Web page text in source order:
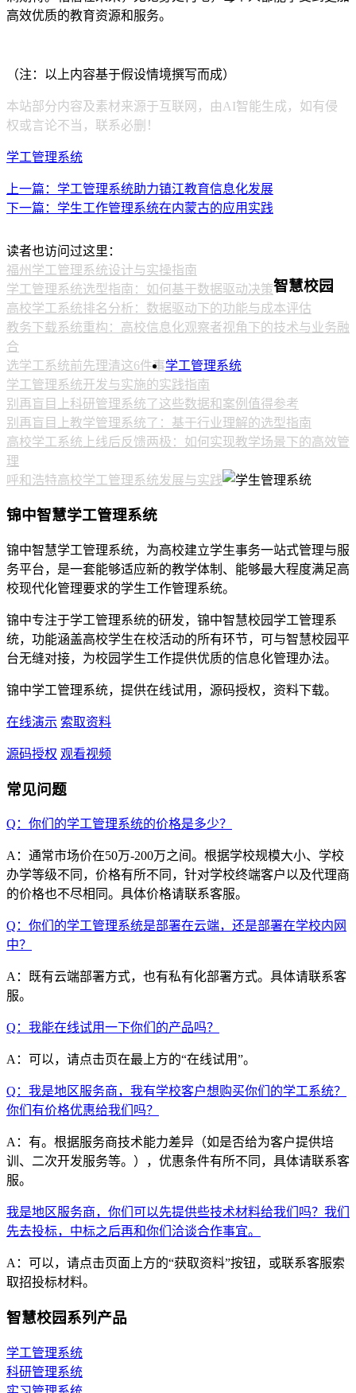
高效优质的教育资源和服务。
（注：以上内容基于假设情境撰写而成）
本站部分内容及素材来源于互联网，由AI智能生成，如有侵
权或言论不当，联系必删！
学工管理系统
上一篇：学工管理系统助力镇江教育信息化发展
下一篇：学生工作管理系统在内蒙古的应用实践
读者也访问过这里：
福州学工管理系统设计与实操指南
学工管理系统选型指南：如何基于数据驱动决策
高校学工系统排名分析：数据驱动下的功能与成本评估
教务下载系统重构：高校信息化观察者视角下的技术与业务融
合
选学工系统前先理清这6件事
学工管理系统开发与实施的实践指南
别再盲目上科研管理系统了这些数据和案例值得参考
别再盲目上教学管理系统了：基于行业理解的选型指南
高校学工系统上线后反馈两极：如何实现教学场景下的高效管
理
呼和浩特高校学工管理系统发展与实践
智慧校园
学工管理系统
锦中智慧学工管理系统
锦中智慧学工管理系统，为高校建立学生事务一站式管理与服
务平台，是一套能够适应新的教学体制、能够最大程度满足高
校现代化管理要求的学生工作管理系统。
锦中专注于学工管理系统的研发，锦中智慧校园学工管理系
统，功能涵盖高校学生在校活动的所有环节，可与智慧校园平
台无缝对接，为校园学生工作提供优质的信息化管理办法。
锦中学工管理系统，提供在线试用，源码授权，资料下载。
在线演示 索取资料
源码授权 观看视频
常见问题
Q：你们的学工管理系统的价格是多少？
A：通常市场价在50万-200万之间。根据学校规模大小、学校
办学等级不同，价格有所不同，针对学校终端客户以及代理商
的价格也不尽相同。具体价格请联系客服。
Q：你们的学工管理系统是部署在云端，还是部署在学校内网
中？
A：既有云端部署方式，也有私有化部署方式。具体请联系客
服。
Q：我能在线试用一下你们的产品吗？
A：可以，请点击页在最上方的“在线试用”。
Q：我是地区服务商，我有学校客户想购买你们的学工系统？
你们有价格优惠给我们吗？
A：有。根据服务商技术能力差异（如是否给为客户提供培
训、二次开发服务等。），优惠条件有所不同，具体请联系客
服。
我是地区服务商，你们可以先提供些技术材料给我们吗？我们
先去投标，中标之后再和你们洽谈合作事宜。
A：可以，请点击页面上方的“获取资料”按钮，或联系客服索
取招投标材料。
智慧校园系列产品
学工管理系统
科研管理系统